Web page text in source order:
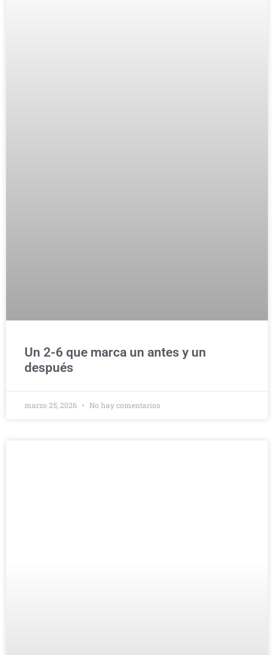
Un 2-6 que marca un antes y un
después
marzo 25, 2026 No hay comentarios